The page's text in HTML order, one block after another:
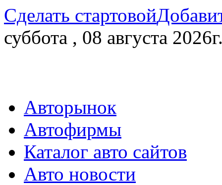
Сделать стартовой
суббота , 08 августа
Авторынок
Автофирмы
Каталог авто сайтов
Авто новости